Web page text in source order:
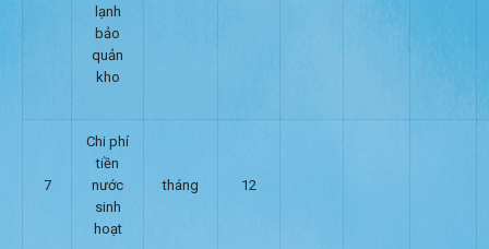
lạnh
bảo
quản
kho
7
Chi phí
tiền
nước
sinh
hoạt
tháng 12